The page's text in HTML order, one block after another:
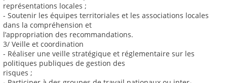
représentations locales ;
- Soutenir les équipes territoriales et les associations locales
dans la compréhension et
l’appropriation des recommandations.
3/ Veille et coordination
- Réaliser une veille stratégique et réglementaire sur les
politiques publiques de gestion des
risques ;